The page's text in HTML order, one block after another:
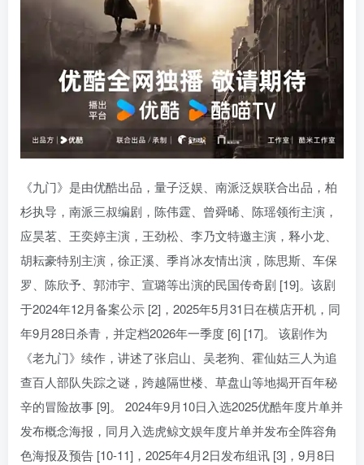
《九门》是由优酷出品，量子泛娱、南派泛娱联合出品，柏
杉执导，南派三叔编剧，陈伟霆、曾舜晞、陈瑶领衔主演，
应昊茗、王奕婷主演，王劲松、李乃文特邀主演，释小龙、
胡耘豪特别主演，徐正溪、季肖冰友情出演，陈思斯、车保
罗、陈欣予、郭沛宇、宣璐等出演的民国传奇剧 [19]。该剧
于2024年12月备案公示 [2]，2025年5月31日在横店开机，同
年9月28日杀青，并定档2026年一季度 [6] [17]。 该剧作为
《老九门》续作，讲述了张启山、吴老狗、霍仙姑三人为追
查百人部队失踪之谜，跨越隔世楼、草盘山等地揭开百年秘
辛的冒险故事 [9]。 2024年9月10日入选2025优酷年度片单并
发布概念海报，同月入选虎鲸文娱年度片单并发布全阵容角
色海报及预告 [10-11]，2025年4月2日发布组讯 [3]，9月8日